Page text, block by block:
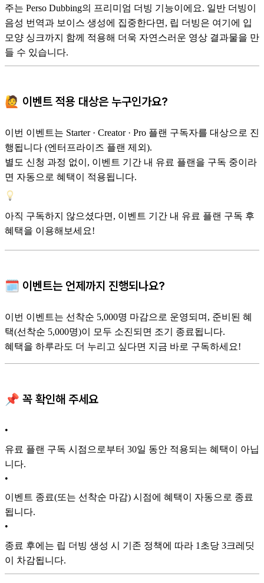
주는 Perso Dubbing의 프리미엄 더빙 기능이에요. 일반 더빙이
음성 번역과 보이스 생성에 집중한다면, 립 더빙은 여기에 입
모양 싱크까지 함께 적용해 더욱 자연스러운 영상 결과물을 만
들 수 있습니다.
🙋 이벤트 적용 대상은 누구인가요?
이번 이벤트는 Starter · Creator · Pro 플랜 구독자를 대상으로 진
행됩니다 (엔터프라이즈 플랜 제외).
별도 신청 과정 없이, 이벤트 기간 내 유료 플랜을 구독 중이라
면 자동으로 혜택이 적용됩니다.
아직 구독하지 않으셨다면, 이벤트 기간 내 유료 플랜 구독 후
혜택을 이용해보세요!
🗓️ 이벤트는 언제까지 진행되나요?
이번 이벤트는 선착순 5,000명 마감으로 운영되며, 준비된 혜
택(선착순 5,000명)이 모두 소진되면 조기 종료됩니다.
혜택을 하루라도 더 누리고 싶다면 지금 바로 구독하세요!
📌 꼭 확인해 주세요
•
유료 플랜 구독 시점으로부터 30일 동안 적용되는 혜택이 아닙
니다.
•
이벤트 종료(또는 선착순 마감) 시점에 혜택이 자동으로 종료
됩니다.
•
종료 후에는 립 더빙 생성 시 기존 정책에 따라 1초당 3크레딧
이 차감됩니다.